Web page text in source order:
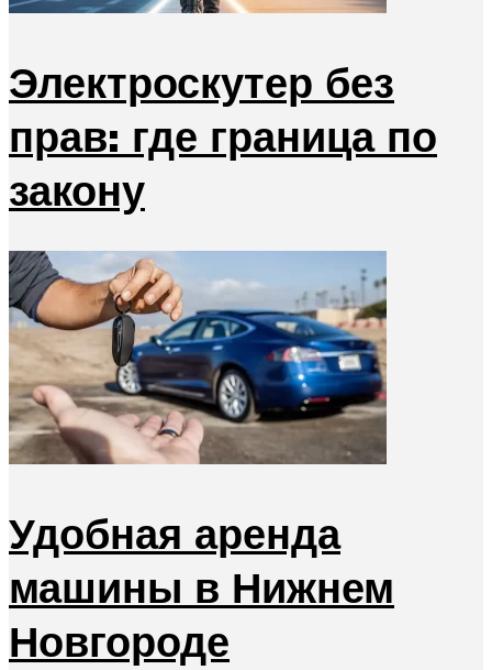
Электроскутер без
прав: где граница по
закону
Удобная аренда
машины в Нижнем
Новгороде